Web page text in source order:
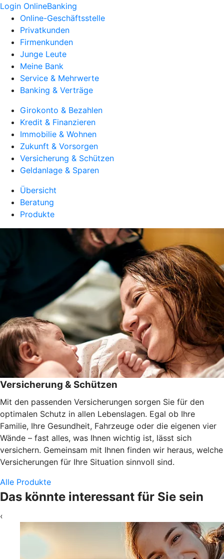
Login OnlineBanking
Online-Geschäftsstelle
Privatkunden
Firmenkunden
Junge Leute
Meine Bank
Service & Mehrwerte
Banking & Verträge
Girokonto & Bezahlen
Kredit & Finanzieren
Immobilie & Wohnen
Zukunft & Vorsorgen
Versicherung & Schützen
Geldanlage & Sparen
Übersicht
Beratung
Produkte
Versicherung & Schützen
Mit den passenden Versicherungen sorgen Sie für den
optimalen Schutz in allen Lebenslagen. Egal ob Ihre
Familie, Ihre Gesundheit, Fahrzeuge oder die eigenen vier
Wände – fast alles, was Ihnen wichtig ist, lässt sich
versichern. Gemeinsam mit Ihnen finden wir heraus, welche
Versicherungen für Ihre Situation sinnvoll sind.
Alle Produkte
Das könnte interessant für Sie sein
‹